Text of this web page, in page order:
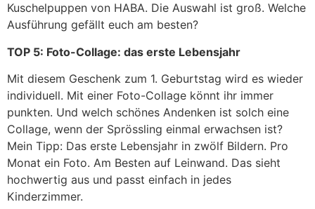
Kuschelpuppen von HABA. Die Auswahl ist groß. Welche
Ausführung gefällt euch am besten?
TOP 5: Foto-Collage: das erste Lebensjahr
Mit diesem Geschenk zum 1. Geburtstag wird es wieder
individuell. Mit einer Foto-Collage könnt ihr immer
punkten. Und welch schönes Andenken ist solch eine
Collage, wenn der Sprössling einmal erwachsen ist?
Mein Tipp: Das erste Lebensjahr in zwölf Bildern. Pro
Monat ein Foto. Am Besten auf Leinwand. Das sieht
hochwertig aus und passt einfach in jedes
Kinderzimmer.